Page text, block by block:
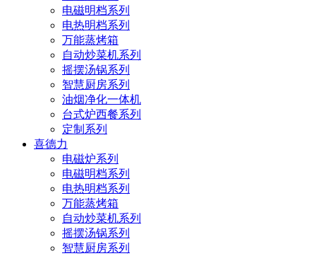
电磁明档系列
电热明档系列
万能蒸烤箱
自动炒菜机系列
摇摆汤锅系列
智慧厨房系列
油烟净化一体机
台式炉西餐系列
定制系列
喜德力
电磁炉系列
电磁明档系列
电热明档系列
万能蒸烤箱
自动炒菜机系列
摇摆汤锅系列
智慧厨房系列